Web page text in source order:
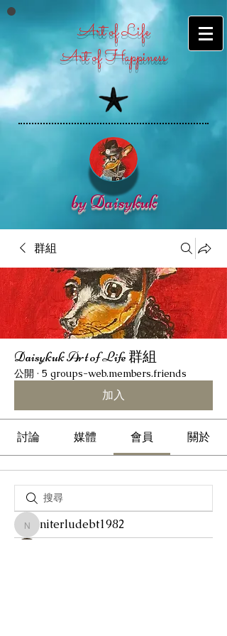
Art of Life
​Art of Happiness
by Daisykuk
群組
Daisykuk Art of Life 群組
公開 · 5 groups-web.members.friends
加入
討論 媒體 會員 關於
niterludebt1982
niterludebt1982